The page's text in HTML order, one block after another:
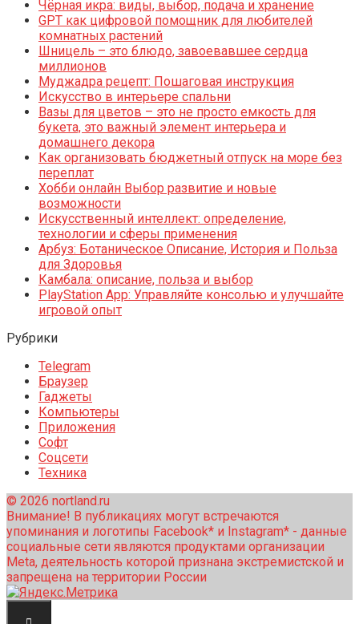
Чёрная икра: виды, выбор, подача и хранение
GPT как цифровой помощник для любителей
комнатных растений
Шницель – это блюдо, завоевавшее сердца
миллионов
Муджадра рецепт: Пошаговая инструкция
Искусство в интерьере спальни
Вазы для цветов – это не просто емкость для
букета, это важный элемент интерьера и
домашнего декора
Как организовать бюджетный отпуск на море без
переплат
Хобби онлайн Выбор развитие и новые
возможности
Искусственный интеллект: определение,
технологии и сферы применения
Арбуз: Ботаническое Описание, История и Польза
для Здоровья
Камбала: описание, польза и выбор
PlayStation App: Управляйте консолью и улучшайте
игровой опыт
Рубрики
Telegram
Браузер
Гаджеты
Компьютеры
Приложения
Софт
Соцсети
Техника
© 2026 nortland.ru
Внимание! В публикациях могут встречаются
упоминания и логотипы Facebook* и Instagram* - данные
социальные сети являются продуктами организации
Meta, деятельность которой признана экстремистской и
запрещена на территории России